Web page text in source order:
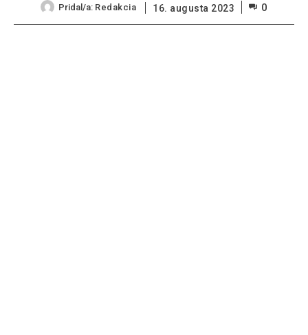
Pridal/a: Redakcia 16. augusta 2023 0